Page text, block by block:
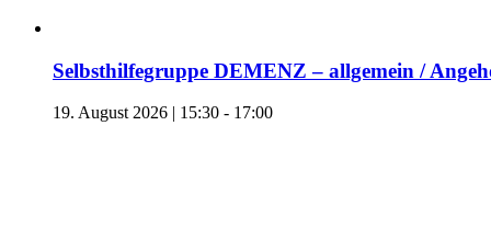
Selbsthilfegruppe DEMENZ – allgemein /
19. August 2026 | 15:30 - 17:00